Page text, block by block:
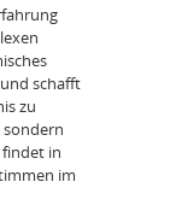
schafft
zu
sondern
findet in
im